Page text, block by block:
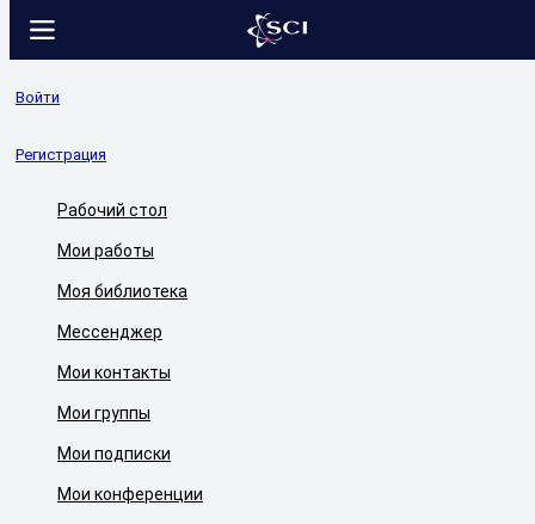
Войти
Регистрация
Рабочий стол
Мои работы
Моя библиотека
Мессенджер
Мои контакты
Мои группы
Мои подписки
Мои конференции